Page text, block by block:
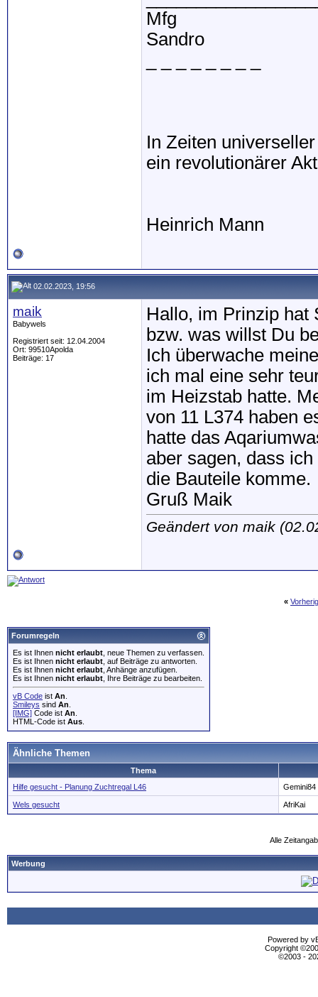
Mfg
Sandro
In Zeiten
ein revolutionärer
Heinrich Mann
02.02.2023, 19:56
maik
Babywels
Registriert seit: 12.04.2004
Ort: 99510Apolda
Beiträge: 17
Hallo, im Prinzip hat
bzw. was willst Du
Ich überwache
ich mal eine sehr
im Heizstab hatte.
von 11 L374 haben
hatte das
aber sagen, dass
die Bauteile komme.
Gruß Maik
Geändert von maik
«
Forumregeln
Es ist Ihnen nicht erlaubt , neue Themen zu verfassen.
Es ist Ihnen nicht erlaubt , auf Beiträge zu antworten.
Es ist Ihnen nicht erlaubt , Anhänge anzufügen.
Es ist Ihnen nicht erlaubt , Ihre Beiträge zu bearbeiten.
vB Code ist An
Smileys sind An
[IMG] Code ist An
HTML-Code ist Aus
Ähnliche Themen
Thema
Hilfe gesucht - Planung Zuchtregal L46
Gemini84
Wels gesucht AfriKai
Alle
Werbung
Powered by
Copyright
©2003 -